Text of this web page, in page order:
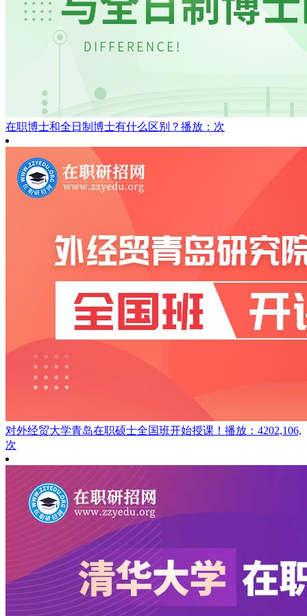
在职博士和全日制博士有什么区别？ 播放：次
对外经贸大学青岛在职硕士全国班开始授课！ 播放：4202,106,
次